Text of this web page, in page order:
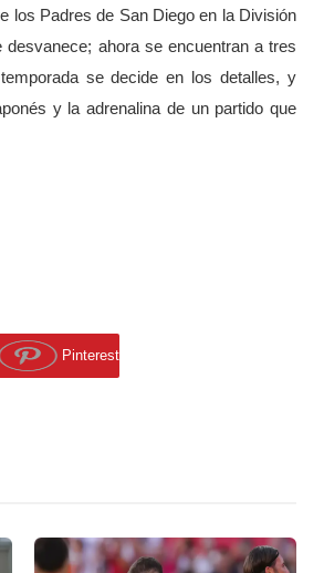
los Padres de San Diego en la División
ahora se encuentran a tres
se decide en los detalles, y
y la adrenalina de un partido que
Pinterest